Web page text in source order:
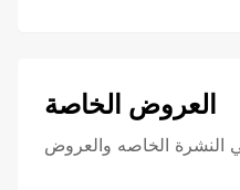
العروض الخاصة
النشرة الخاصه والعروض